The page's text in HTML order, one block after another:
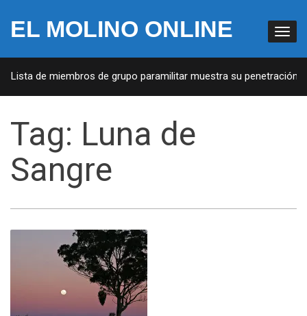
EL MOLINO ONLINE
Lista de miembros de grupo paramilitar muestra su penetración
Tag: Luna de
Sangre